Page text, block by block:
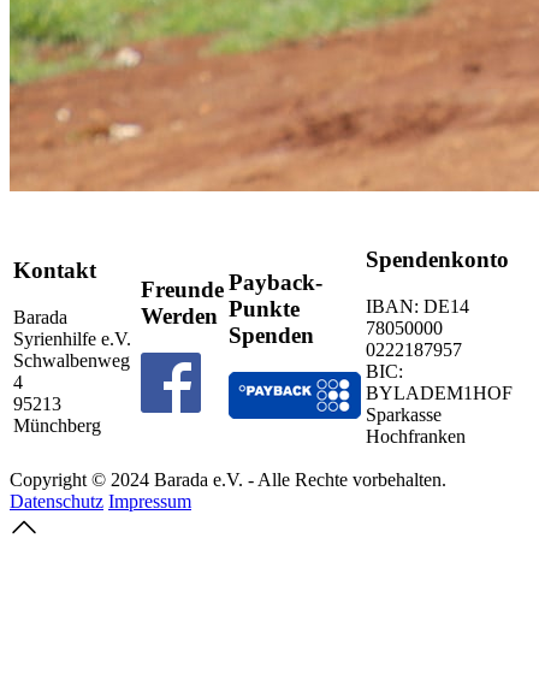
Kontakt
Barada
Syrienhilfe e.V.
Schwalbenweg
4
95213
Münchberg
Freunde
Werden
Payback-
Punkte
Spenden
Spendenkonto
IBAN: DE14
78050000
0222187957
BIC:
BYLADEM1HOF
Sparkasse
Hochfranken
Copyright © 2024 Barada e.V. - Alle Rechte vorbehalten.
Datenschutz Impressum